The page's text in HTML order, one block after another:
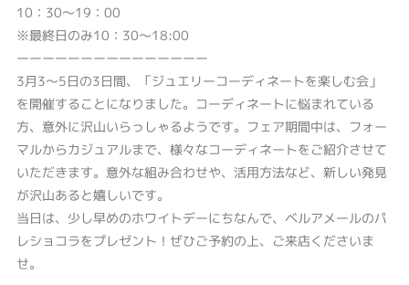
10：30～19：00
※最終日のみ10：30～18:00
ーーーーーーーーーーーーーーー
3月3～5日の3日間、「ジュエリーコーディネートを楽しむ会」
を開催することになりました。コーディネートに悩まれている
方、意外に沢山いらっしゃるようです。フェア期間中は、フォー
マルからカジュアルまで、様々なコーディネートをご紹介させて
いただきます。意外な組み合わせや、活用方法など、新しい発見
が沢山あると嬉しいです。
当日は、少し早めのホワイトデーにちなんで、ベルアメールのパ
レショコラをプレゼント！ぜひご予約の上、ご来店くださいま
せ。